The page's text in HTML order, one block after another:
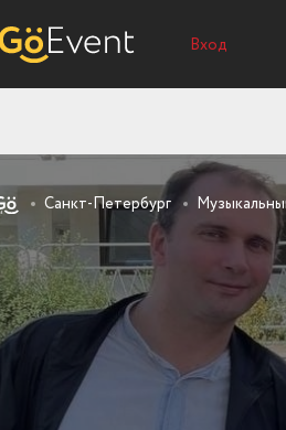
Вход
Санкт-Петербург